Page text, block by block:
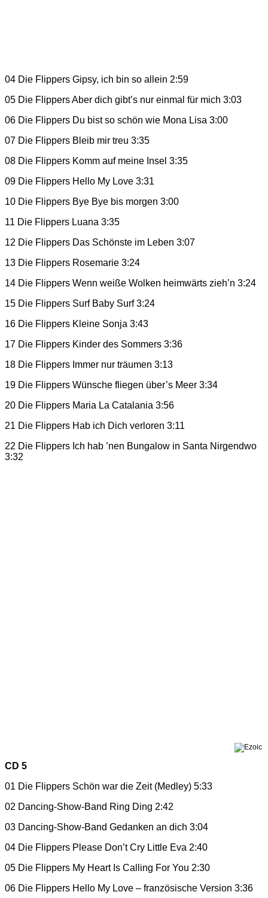
04 Die Flippers Gipsy, ich bin so allein 2:59
05 Die Flippers Aber dich gibt’s nur einmal für mich 3:03
06 Die Flippers Du bist so schön wie Mona Lisa 3:00
07 Die Flippers Bleib mir treu 3:35
08 Die Flippers Komm auf meine Insel 3:35
09 Die Flippers Hello My Love 3:31
10 Die Flippers Bye Bye bis morgen 3:00
11 Die Flippers Luana 3:35
12 Die Flippers Das Schönste im Leben 3:07
13 Die Flippers Rosemarie 3:24
14 Die Flippers Wenn weiße Wolken heimwärts zieh’n 3:24
15 Die Flippers Surf Baby Surf 3:24
16 Die Flippers Kleine Sonja 3:43
17 Die Flippers Kinder des Sommers 3:36
18 Die Flippers Immer nur träumen 3:13
19 Die Flippers Wünsche fliegen über’s Meer 3:34
20 Die Flippers Maria La Catalania 3:56
21 Die Flippers Hab ich Dich verloren 3:11
22 Die Flippers Ich hab ’nen Bungalow in Santa Nirgendwo
3:32
CD 5
01 Die Flippers Schön war die Zeit (Medley) 5:33
02 Dancing-Show-Band Ring Ding 2:42
03 Dancing-Show-Band Gedanken an dich 3:04
04 Die Flippers Please Don’t Cry Little Eva 2:40
05 Die Flippers My Heart Is Calling For You 2:30
06 Die Flippers Hello My Love – französische Version 3:36